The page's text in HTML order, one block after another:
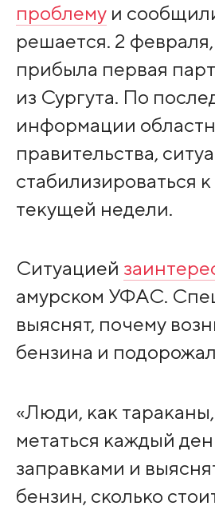
проблемуи
решается. 2 февраля,
прибыла первая
из Сургута. По
информации
правительства,
стабилизироваться
текущей недели.
Ситуацией
амурском УФАС.
выяснят, почему
бензина и
«Люди, как
метаться каждый
заправками и
бензин, сколько